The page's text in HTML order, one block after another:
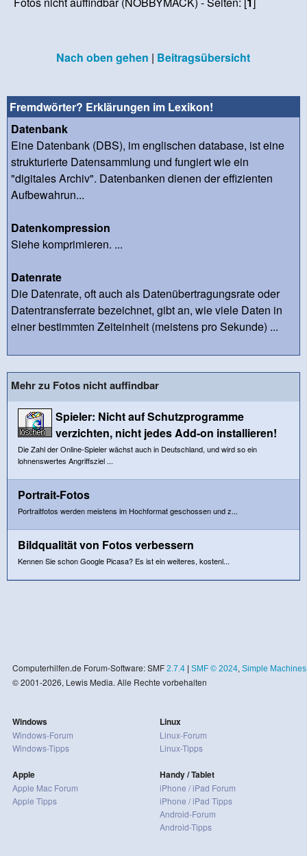
Nach oben gehen | Beitragsübersicht
Fremdwörter? Erklärungen im Lexikon!
Datenbank
Eine Datenbank (DBS), im englischen database, ist eine
strukturierte Datensammlung und fungiert wie ein
"digitales Archiv". Datenbanken dienen der effizienten
Aufbewahrun...
Datenkompression
Siehe komprimieren. ...
Datenrate
Die Datenrate, oft auch als Datenübertragungsrate oder
Datentransferrate bezeichnet, gibt an, wie viele Daten in
einer bestimmten Zeiteinheit (meistens pro Sekunde) ...
Mehr zu Fotos nicht auffindbar
Spieler: Nicht auf Schutzprogramme
verzichten, nicht jedes Add-on installieren!
Die Zahl der Online-Spieler wächst auch in Deutschland, und wird so ein
lohnenswertes Angriffsziel ...
Portrait-Fotos
Portraitfotos werden meistens im Hochformat geschossen und z...
Bildqualität von Fotos verbessern
Kennen Sie schon Google Picasa? Es ist ein weiteres, kostenl...
Computerhilfen.de Forum-Software: SMF 2.7.4| SMF © 2024, Simple Machines
© 2001-2026, Lewis Media. Alle Rechte vorbehalten
Windows
Windows-Forum
Windows-Tipps
Apple
Apple Mac Forum
Apple Tipps
Linux
Linux-Forum
Linux-Tipps
Handy / Tablet
iPhone / iPad Forum
iPhone / iPad Tipps
Android-Forum
Android-Tipps